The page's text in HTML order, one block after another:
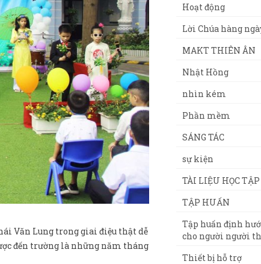
Văn Lung trong giai điệu thật dễ
đến trường là những năm tháng
Hoạt động
Lời Chúa hàng
MAKT THIÊN ÂN
Nhật Hồng
nhìn kém
Phần mềm
SÁNG TÁC
sự kiện
TÀI LIỆU HỌC TẬP
TẬP HUẤN
Tập huấn định
cho người người
Thiết bị hỗ trợ